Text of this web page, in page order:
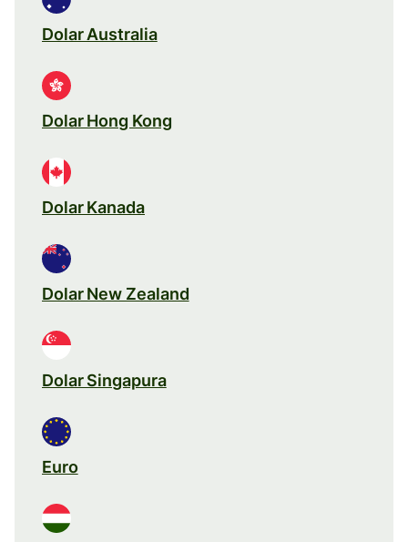
Dolar Australia
Dolar Hong Kong
Dolar Kanada
Dolar New Zealand
Dolar Singapura
Euro